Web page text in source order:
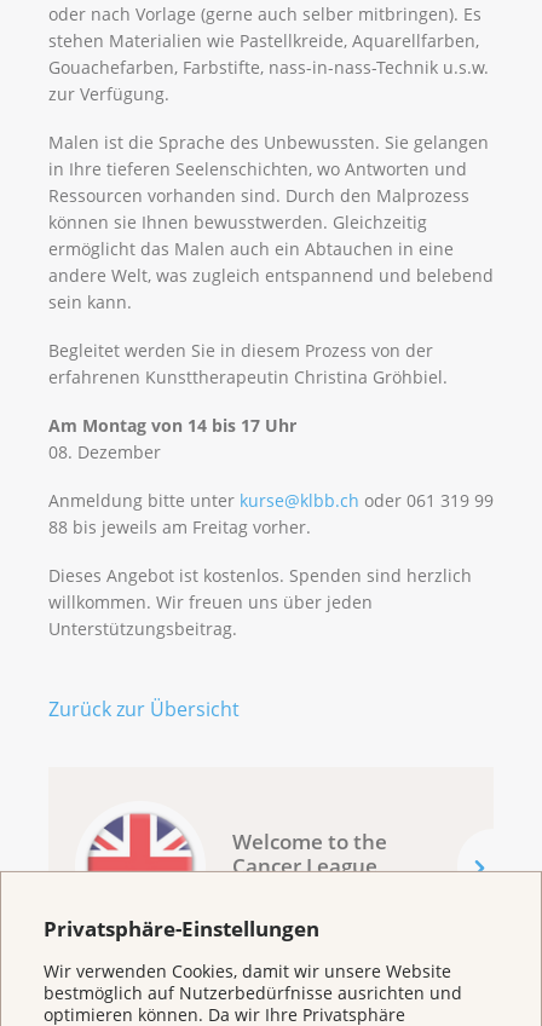
Privatsphäre-Einstellungen
Wir verwenden Cookies, damit wir unsere Website
bestmöglich auf Nutzerbedürfnisse ausrichten und
optimieren können. Da wir Ihre Privatsphäre
oder nach Vorlage (gerne auch selber mitbringen). Es
stehen Materialien wie Pastellkreide, Aquarellfarben,
Gouachefarben, Farbstifte, nass-in-nass-Technik u.s.w.
zur Verfügung.
Malen ist die Sprache des Unbewussten. Sie gelangen
in Ihre tieferen Seelenschichten, wo Antworten und
Ressourcen vorhanden sind. Durch den Malprozess
können sie Ihnen bewusstwerden. Gleichzeitig
ermöglicht das Malen auch ein Abtauchen in eine
andere Welt, was zugleich entspannend und belebend
sein kann.
Begleitet werden Sie in diesem Prozess von der
erfahrenen Kunsttherapeutin Christina Gröhbiel.
Am Montag von 14 bis 17 Uhr
08. Dezember
Anmeldung bitte unter kurse@klbb.ch oder 061 319 99
88 bis jeweils am Freitag vorher.
Dieses Angebot ist kostenlos. Spenden sind herzlich
willkommen. Wir freuen uns über jeden
Unterstützungsbeitrag.
Zurück zur Übersicht
Welcome to the
Cancer League